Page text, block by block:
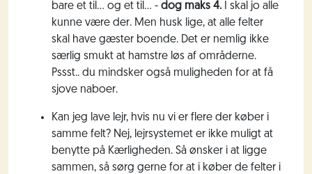
bare et til… og et til… - dog maks 4. I skal jo alle
kunne være der. Men husk lige, at alle felter
skal have gæster boende. Det er nemlig ikke
særlig smukt at hamstre løs af områderne.
Pssst.. du mindsker også muligheden for at få
sjove naboer.
Kan jeg lave lejr, hvis nu vi er flere der køber i
samme felt? Nej, lejrsystemet er ikke muligt at
benytte på Kærligheden. Så ønsker i at ligge
sammen, så sørg gerne for at i køber de felter i